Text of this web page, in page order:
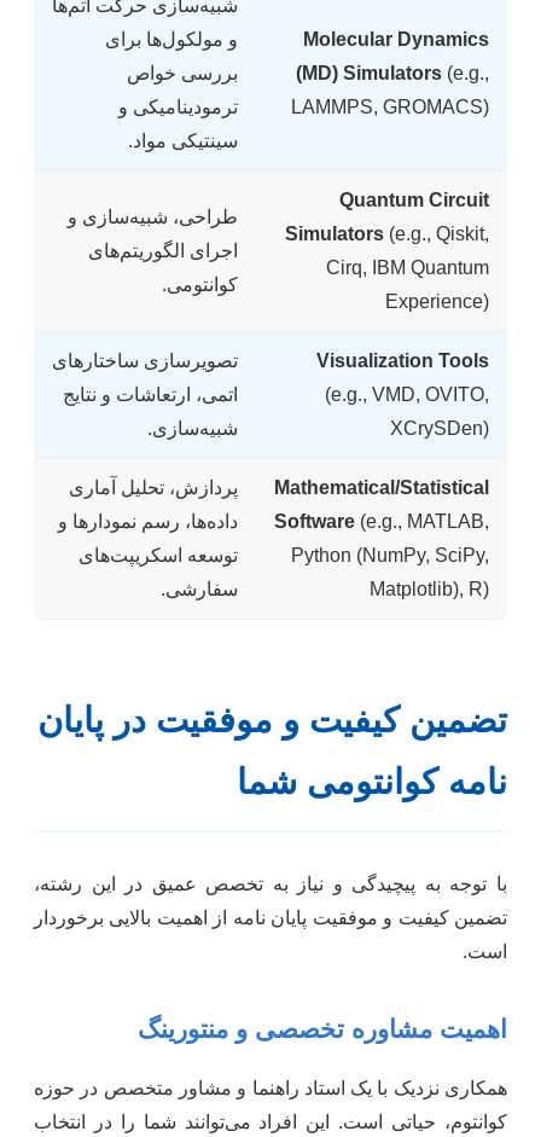
Molecular Dynamics
(MD) Simulators (e.g.,
LAMMPS, GROMACS)
شبیه‌سازی حرکت اتم‌ها
و مولکول‌ها برای
بررسی خواص
ترمودینامیکی و
سینتیکی مواد.
Quantum Circuit
Simulators (e.g., Qiskit,
Cirq, IBM Quantum
Experience)
طراحی، شبیه‌سازی و
اجرای الگوریتم‌های
کوانتومی.
Visualization Tools
(e.g., VMD, OVITO,
XCrySDen)
تصویرسازی ساختارهای
اتمی، ارتعاشات و نتایج
شبیه‌سازی.
Mathematical/Statistical
Software (e.g., MATLAB,
Python (NumPy, SciPy,
Matplotlib), R)
پردازش، تحلیل آماری
داده‌ها، رسم نمودارها و
توسعه اسکریپت‌های
سفارشی.
تضمین کیفیت و موفقیت در پایان
نامه کوانتومی شما
با توجه به پیچیدگی و نیاز به تخصص عمیق در این رشته،
تضمین کیفیت و موفقیت پایان نامه از اهمیت بالایی برخوردار
است.
اهمیت مشاوره تخصصی و منتورینگ
همکاری نزدیک با یک استاد راهنما و مشاور متخصص در حوزه
کوانتوم، حیاتی است. این افراد می‌توانند شما را در انتخاب